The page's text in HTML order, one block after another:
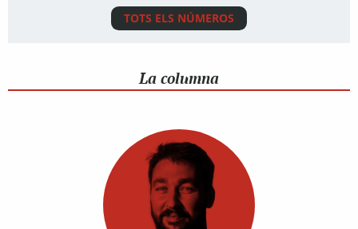
TOTS ELS NÚMEROS
La columna